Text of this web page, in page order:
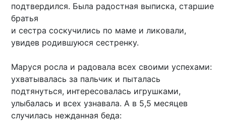
подтвердился. Была радостная выписка, старшие
братья
и сестра соскучились по маме и ликовали,
увидев родившуюся сестренку.
Маруся росла и радовала всех своими успехами:
ухватывалась за пальчик и пыталась
подтянуться, интересовалась игрушками,
улыбалась и всех узнавала. А в 5,5 месяцев
случилась нежданная беда: